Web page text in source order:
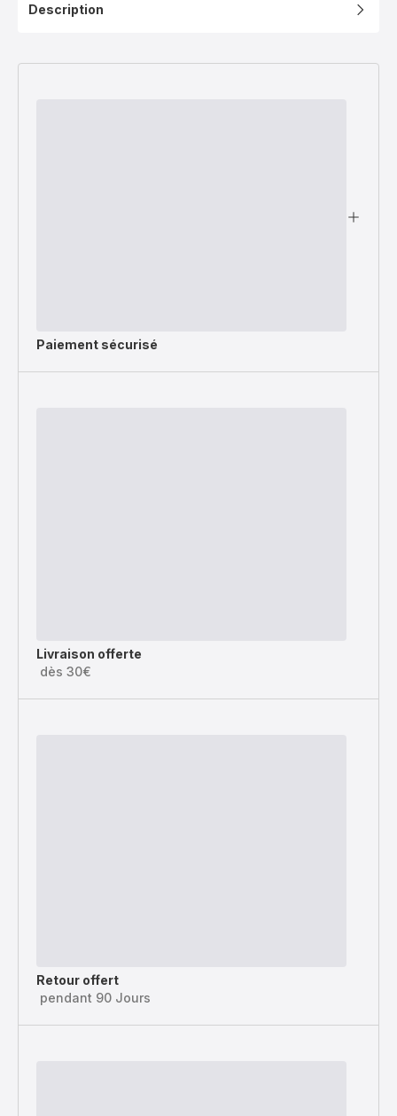
Description
Paiement sécurisé
Livraison offerte
dès 30€
Retour offert
pendant 90 Jours